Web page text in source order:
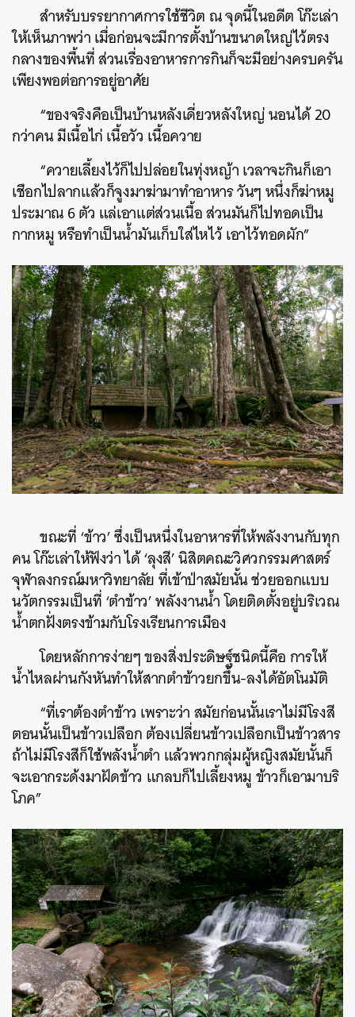
สำหรับบรรยากาศการใช้ชีวิต ณ จุดนี้ในอดีต โก๊ะเล่า
ให้เห็นภาพว่า เมื่อก่อนจะมีการตั้งบ้านขนาดใหญ่ไว้ตรง
กลางของพื้นที่ ส่วนเรื่องอาหารการกินก็จะมีอย่างครบครัน
เพียงพอต่อการอยู่อาศัย
“ของจริงคือเป็นบ้านหลังเดี่ยวหลังใหญ่ นอนได้ 20
กว่าคน มีเนื้อไก่ เนื้อวัว เนื้อควาย
“ควายเลี้ยงไว้ก็ไปปล่อยในทุ่งหญ้า เวลาจะกินก็เอา
เชือกไปลากแล้วก็จูงมาฆ่ามาทำอาหาร วันๆ หนึ่งก็ฆ่าหมู
ประมาณ 6 ตัว แล่เอาแต่ส่วนเนื้อ ส่วนมันก็ไปทอดเป็น
กากหมู หรือทำเป็นน้ำมันเก็บใส่ไหไว้ เอาไว้ทอดผัก”
ขณะที่ ‘ข้าว’ ซึ่งเป็นหนึ่งในอาหารที่ให้พลังงานกับทุก
คน โก๊ะเล่าให้ฟังว่า ได้ ‘ลุงสี’ นิสิตคณะวิศวกรรมศาสตร์
จุฬาลงกรณ์มหาวิทยาลัย ที่เข้าป่าสมัยนั้น ช่วยออกแบบ
นวัตกรรมเป็นที่ ‘ตำข้าว’ พลังงานน้ำ โดยติดตั้งอยู่บริเวณ
น้ำตกฝั่งตรงข้ามกับโรงเรียนการเมือง
โดยหลักการง่ายๆ ของสิ่งประดิษฐ์ชนิดนี้คือ การให้
น้ำไหลผ่านกังหันทำให้สากตำข้าวยกขึ้น-ลงได้อัตโนมัติ
“ที่เราต้องตำข้าว เพราะว่า สมัยก่อนนั้นเราไม่มีโรงสี
ตอนนั้นเป็นข้าวเปลือก ต้องเปลี่ยนข้าวเปลือกเป็นข้าวสาร
ถ้าไม่มีโรงสีก็ใช้พลังน้ำตำ แล้วพวกกลุ่มผู้หญิงสมัยนั้นก็
จะเอากระด้งมาฝัดข้าว แกลบก็ไปเลี้ยงหมู ข้าวก็เอามาบริ
โภค”